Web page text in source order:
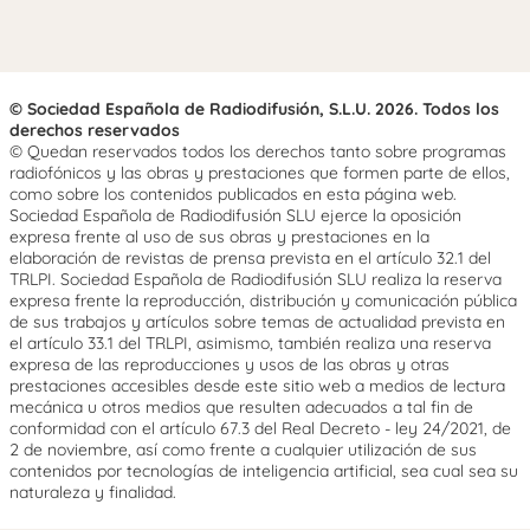
© Sociedad Española de Radiodifusión, S.L.U. 2026. Todos los
derechos reservados
© Quedan reservados todos los derechos tanto sobre programas
radiofónicos y las obras y prestaciones que formen parte de ellos,
como sobre los contenidos publicados en esta página web.
Sociedad Española de Radiodifusión SLU ejerce la oposición
expresa frente al uso de sus obras y prestaciones en la
elaboración de revistas de prensa prevista en el artículo 32.1 del
TRLPI. Sociedad Española de Radiodifusión SLU realiza la reserva
expresa frente la reproducción, distribución y comunicación pública
de sus trabajos y artículos sobre temas de actualidad prevista en
el artículo 33.1 del TRLPI, asimismo, también realiza una reserva
expresa de las reproducciones y usos de las obras y otras
prestaciones accesibles desde este sitio web a medios de lectura
mecánica u otros medios que resulten adecuados a tal fin de
conformidad con el artículo 67.3 del Real Decreto - ley 24/2021, de
2 de noviembre, así como frente a cualquier utilización de sus
contenidos por tecnologías de inteligencia artificial, sea cual sea su
naturaleza y finalidad.